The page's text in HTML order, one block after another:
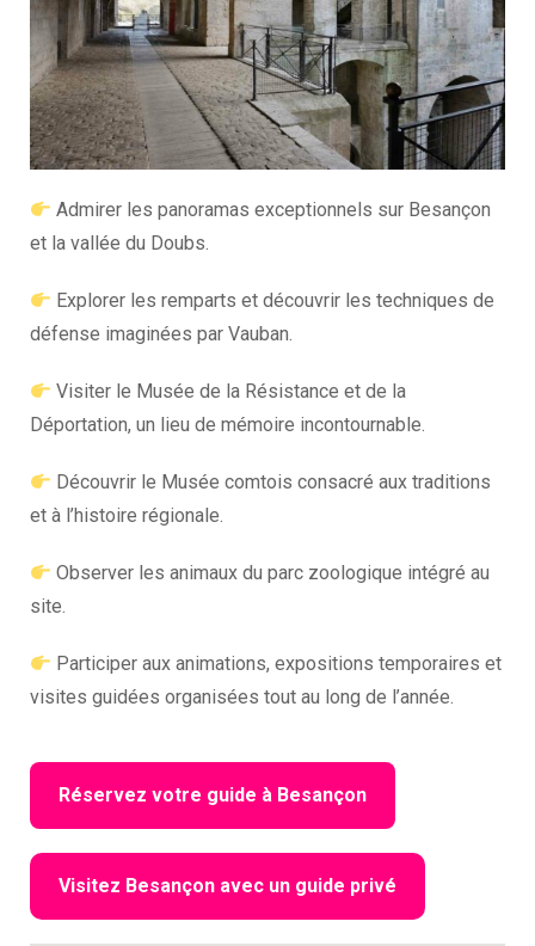
Admirer les panoramas exceptionnels sur Besançon
et la vallée du Doubs.
Explorer les remparts et découvrir les techniques de
défense imaginées par Vauban.
Visiter le Musée de la Résistance et de la
Déportation, un lieu de mémoire incontournable.
Découvrir le Musée comtois consacré aux traditions
et à l’histoire régionale.
Observer les animaux du parc zoologique intégré au
site.
Participer aux animations, expositions temporaires et
visites guidées organisées tout au long de l’année.
Réservez votre guide à Besançon
Visitez Besançon avec un guide privé